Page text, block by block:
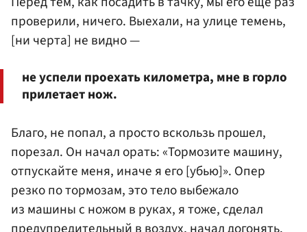
проверили, ничего. Выехали, на улице темень,
[ни черта] не видно —
не успели проехать километра, мне в горло
прилетает нож.
Благо, не попал, а просто вскользь прошел,
порезал. Он начал орать: «Тормозите машину,
отпускайте меня, иначе я его [убью]». Опер
резко по тормозам, это тело выбежало
из машины с ножом в руках, я тоже, сделал